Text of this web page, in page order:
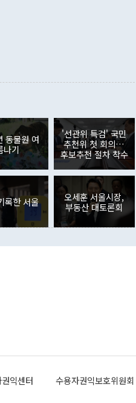
화와 안정에 플러스냐, 결론적
언급한 '4자 회담'에 대해 "이상
'동방경제포럼(EEF)'을 언급하
"고 발언한 데 대해서도 조 장관
까지 진도가 나가지 않았다"고
설명은 정부 내 조율을 거치지
현 대체와 국호 사용, 9·19 군
이 결정할 사안이 아니어서 월
장관의 업무보고를 듣고 난
아니다"라고 재차 확인했다. 정
부분 국가안전보장회의(NSC)
적 생각에 가깝다"며 "안보 관
안을 추진하겠다고 업무보고를
서야 한다'고 주장한 것은 심각
요구한 적이 없기 때문이다. 지
네바 기본합의는 핵시설 동결
자에서 4억4000만달러 적자
심으로 32억7000만달러 흑자
따른 기저효과로 배당지급이
것이다. 직접투자에서는 내국
의 국내투자가 46억3000만달러
내 주식 매도세가 이어졌다. 외
의 영향으로 316억1000만달러
역대 최대 순매도 기록을 다시
채지수(WGBI) 자금 유입에도
52억9000만달러를 기록했
으로 35억6000만달러 증가했
동물원 여
나기
'선관위 특검' 국민
추천위 첫 회의…
후보추천 절차 착수
록한 서울
오세훈 서울시장,
부동산 대토론회
익센터 수용자권익보호위원회